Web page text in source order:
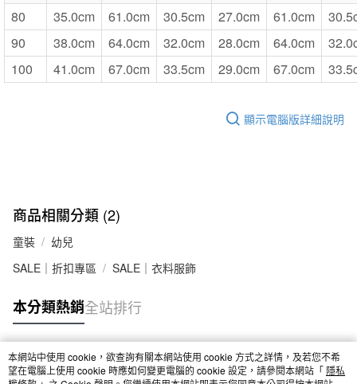
80
35.0cm 61.0cm 30.5cm 27.0cm 61.0cm
90
38.0cm 64.0cm 32.0cm 28.0cm 64.0cm
100
41.0cm 67.0cm 33.5cm 29.0cm 67.0cm
顯示電腦版詳細說明
商品相關分類 (2)
童裝
幼兒
SALE｜折扣專區
SALE｜衣料服飾
本分類熱銷全站排行
熱門標籤
本網站中使用 cookie，欲查詢有關本網站使用 cookie 方式之詳情，及若您不希
望在電腦上使用 cookie 時應如何變更電腦的 cookie 設定，請參閱本網站「 隱私